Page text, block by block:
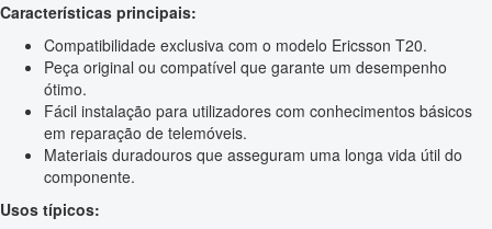
Características principais:
Compatibilidade exclusiva com o modelo Ericsson T20.
Peça original ou compatível que garante um desempenho
ótimo.
Fácil instalação para utilizadores com conhecimentos básicos
em reparação de telemóveis.
Materiais duradouros que asseguram uma longa vida útil do
componente.
Usos típicos: